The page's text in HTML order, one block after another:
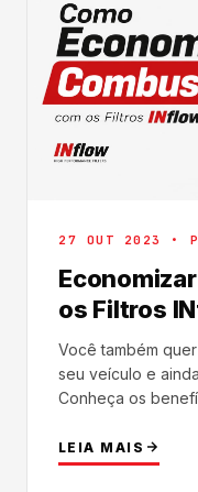
27 OUT 2023 •
os Filtros
Você também
seu veículo e
Conheça os
LEIA MAIS